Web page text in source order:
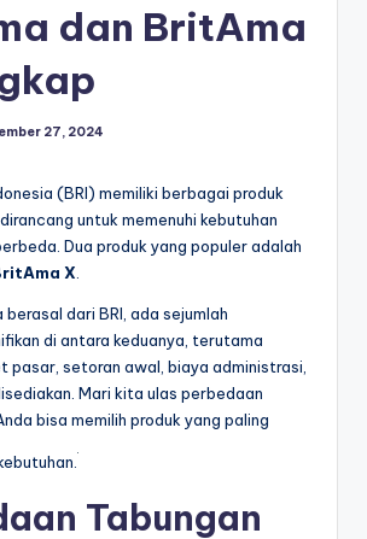
dan BritAma
27, 2024
(BRI) memiliki berbagai produk
untuk memenuhi kebutuhan
Dua produk yang populer adalah
X
berasal dari BRI, ada sejumlah
di antara keduanya, terutama
pasar, setoran awal, biaya administrasi,
Mari kita ulas perbedaan
bisa memilih produk yang paling
Tabungan